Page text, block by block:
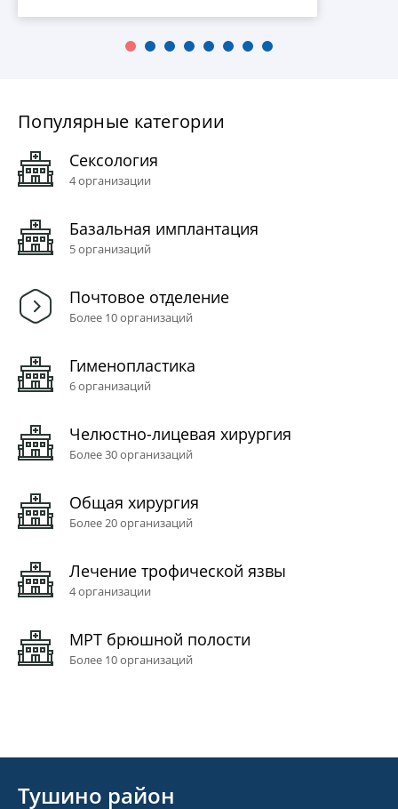
Популярные категории
Сексология
4 организации
Базальная имплантация
5 организаций
Почтовое отделение
Более 10 организаций
Гименопластика
6 организаций
Челюстно-лицевая хирургия
Более 30 организаций
Общая хирургия
Более 20 организаций
Лечение трофической язвы
4 организации
МРТ брюшной полости
Более 10 организаций
Тушино район